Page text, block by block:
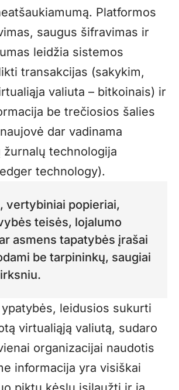
Platformos
saugus šifravimas ir
leidžia sistemos
transakcijas (sakykim,
valiuta – bitkoinais) ir
be trečiosios šalies
dar vadinama
technologija
technology).
vertybiniai popieriai,
teisės, lojalumo
asmens tapatybės įrašai
be tarpininkų, saugiai
ypatybės, leidusios sukurti
virtualiąją valiutą, sudaro
organizacijai naudotis
informacija yra visiškai